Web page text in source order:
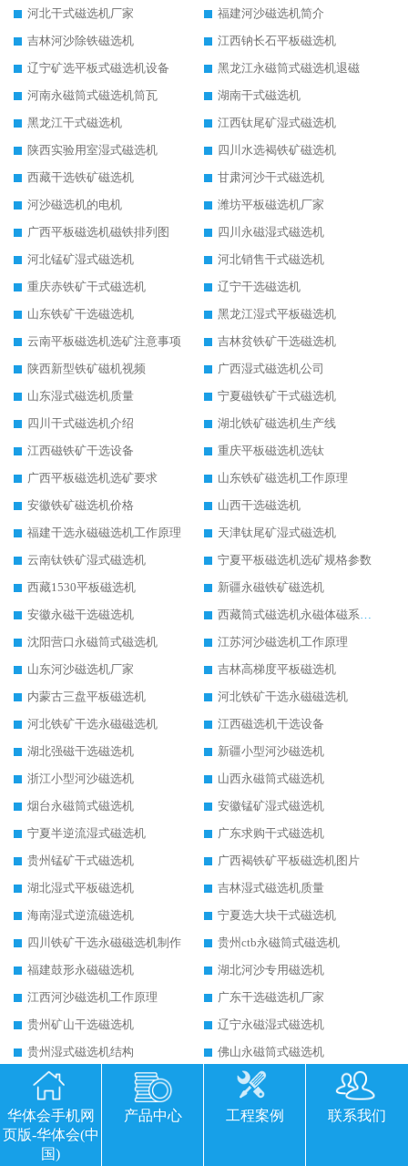
河北干式磁选机厂家
福建河沙磁选机简介
吉林河沙除铁磁选机
江西钠长石平板磁选机
辽宁矿选平板式磁选机设备
黑龙江永磁筒式磁选机退磁
河南永磁筒式磁选机筒瓦
湖南干式磁选机
黑龙江干式磁选机
江西钛尾矿湿式磁选机
陕西实验用室湿式磁选机
四川水选褐铁矿磁选机
西藏干选铁矿磁选机
甘肃河沙干式磁选机
河沙磁选机的电机
潍坊平板磁选机厂家
广西平板磁选机磁铁排列图
四川永磁湿式磁选机
河北锰矿湿式磁选机
河北销售干式磁选机
重庆赤铁矿干式磁选机
辽宁干选磁选机
山东铁矿干选磁选机
黑龙江湿式平板磁选机
云南平板磁选机选矿注意事项
吉林贫铁矿干选磁选机
陕西新型铁矿磁机视频
广西湿式磁选机公司
山东湿式磁选机质量
宁夏磁铁矿干式磁选机
四川干式磁选机介绍
湖北铁矿磁选机生产线
江西磁铁矿干选设备
重庆平板磁选机选钛
广西平板磁选机选矿要求
山东铁矿磁选机工作原理
安徽铁矿磁选机价格
山西干选磁选机
福建干选永磁磁选机工作原理
天津钛尾矿湿式磁选机
云南钛铁矿湿式磁选机
宁夏平板磁选机选矿规格参数
西藏1530平板磁选机
新疆永磁铁矿磁选机
安徽永磁干选磁选机
西藏筒式磁选机永磁体磁系设计
沈阳营口永磁筒式磁选机
江苏河沙磁选机工作原理
山东河沙磁选机厂家
吉林高梯度平板磁选机
内蒙古三盘平板磁选机
河北铁矿干选永磁磁选机
河北铁矿干选永磁磁选机
江西磁选机干选设备
湖北强磁干选磁选机
新疆小型河沙磁选机
浙江小型河沙磁选机
山西永磁筒式磁选机
烟台永磁筒式磁选机
安徽锰矿湿式磁选机
宁夏半逆流湿式磁选机
广东求购干式磁选机
贵州锰矿干式磁选机
广西褐铁矿平板磁选机图片
湖北湿式平板磁选机
吉林湿式磁选机质量
海南湿式逆流磁选机
宁夏选大块干式磁选机
四川铁矿干选永磁磁选机制作
贵州ctb永磁筒式磁选机
福建鼓形永磁磁选机
湖北河沙专用磁选机
江西河沙磁选机工作原理
广东干选磁选机厂家
贵州矿山干选磁选机
辽宁永磁湿式磁选机
贵州湿式磁选机结构
佛山永磁筒式磁选机
海南永磁筒式磁选机有强磁的吗
宁夏带式高强磁磁选机
陕西粉矿干式磁选机
内蒙古矿石干式磁选机
陕西铁矿磁选机如何配置
新疆干选磁选机
华体会手机网
页版-华体会(中
国)
产品中心 工程案例 联系我们